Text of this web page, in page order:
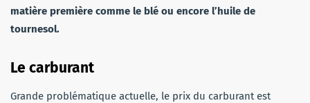
matière première comme le blé ou encore l’huile de
tournesol.
Le carburant
Grande problématique actuelle, le prix du carburant est